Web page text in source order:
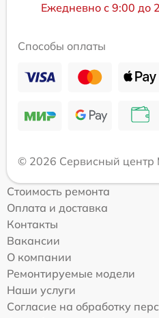
Ежедневно с 9:00 до
Способы оплаты
© 2026 Сервисный центр
Стоимость ремонта
Оплата и доставка
Контакты
Вакансии
О компании
Ремонтируемые модели
Наши услуги
Согласие на обработку